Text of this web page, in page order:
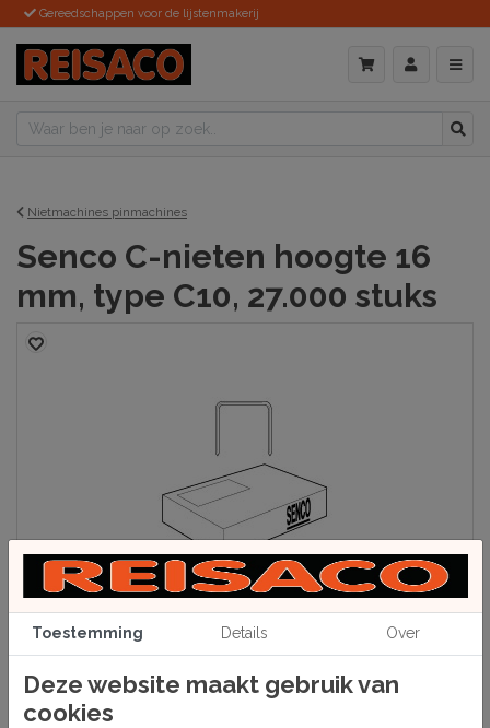
Gereedschappen voor de lijstenmakerij
Nietmachines pinmachines
Senco C-nieten hoogte 16
mm, type C10, 27.000 stuks
Beschrijving
Toestemming Details Over
Deze website maakt gebruik van
cookies